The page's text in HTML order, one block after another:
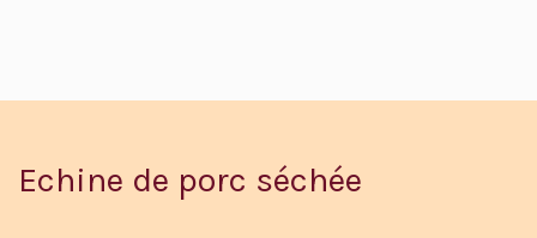
Echine de porc séchée